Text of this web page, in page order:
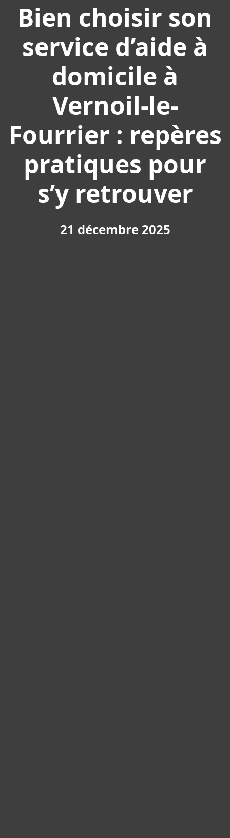
Bien choisir son
service d’aide à
domicile à
Vernoil-le-
Fourrier : repères
pratiques pour
s’y retrouver
21 décembre 2025